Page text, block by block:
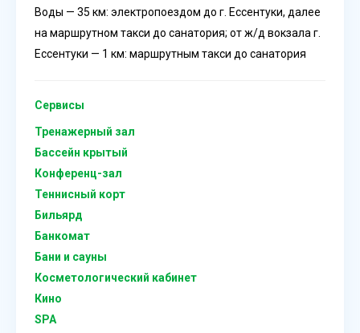
Воды — 35 км: электропоездом до г. Ессентуки, далее
на маршрутном такси до санатория; от ж/д вокзала г.
Ессентуки — 1 км: маршрутным такси до санатория
Сервисы
Тренажерный зал
Бассейн крытый
Конференц-зал
Теннисный корт
Бильярд
Банкомат
Бани и сауны
Косметологический кабинет
Кино
SPA